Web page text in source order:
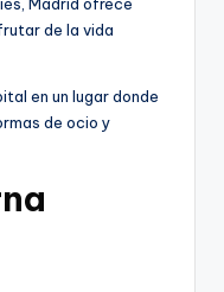
de la vida
en un lugar donde
de ocio y